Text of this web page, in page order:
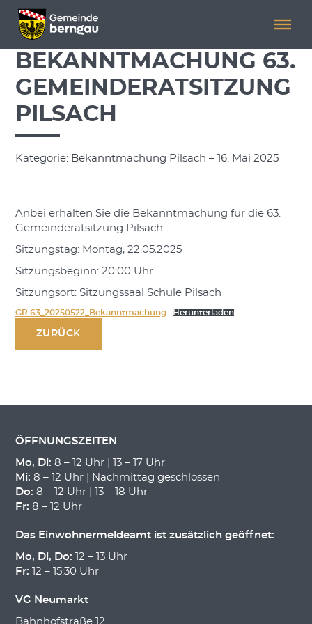
Menü überspringen
Menü überspringen
BEKANNTMACHUNG 63.
GEMEINDERATSITZUNG
PILSACH
Kategorie: Bekanntmachung Pilsach – 16. Mai 2025
Anbei erhalten Sie die Bekanntmachung für die 63.
Gemeinderatsitzung Pilsach.
Sitzungstag: Montag, 22.05.2025
Sitzungsbeginn: 20:00 Uhr
Sitzungsort: Sitzungssaal Schule Pilsach
GR 63_20250522_Bekanntmachung Herunterladen
ZURÜCK
ÖFFNUNGSZEITEN
Mo, Di: 8 – 12 Uhr | 13 – 17 Uhr
Mi: 8 – 12 Uhr | Nachmittag geschlossen
Do: 8 – 12 Uhr | 13 – 18 Uhr
Fr: 8 – 12 Uhr
Das Einwohnermeldeamt ist zusätzlich geöffnet:
Mo, Di, Do: 12 – 13 Uhr
Fr: 12 – 15:30 Uhr
VG Neumarkt
Bahnhofstraße 12